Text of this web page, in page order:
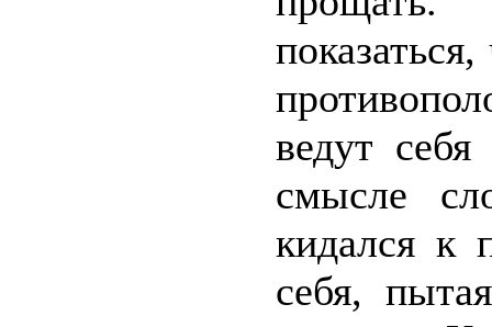
ведут
смысле
кидался к
себя,